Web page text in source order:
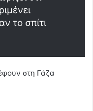
το σπίτι
στη Γάζα